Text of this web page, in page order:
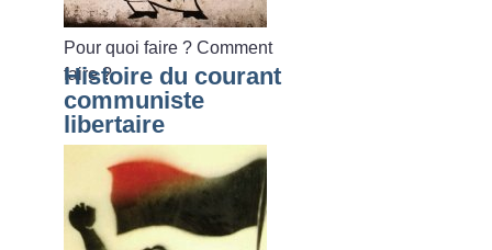
Pour quoi faire ? Comment
faire ?
Histoire du courant
communiste
libertaire